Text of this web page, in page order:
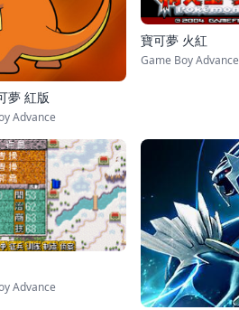
夢 紅版
Advance
寶可夢 火紅
Game Boy Advance
Advance